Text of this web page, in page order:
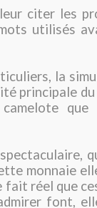
citer les
utilisés
la
principale du
que
monnaie
réel que
font,